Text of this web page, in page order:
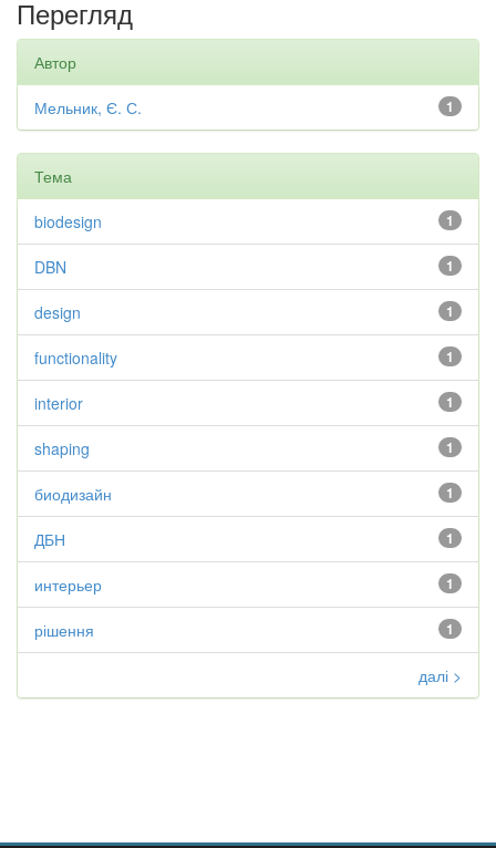
Перегляд
Автор
1
Мельник, Є. С.
Тема
1
biodesign
1
DBN
1
design
1
functionality
1
interior
1
shaping
1
биодизайн
1
ДБН
1
интерьер
1
рішення
далі >